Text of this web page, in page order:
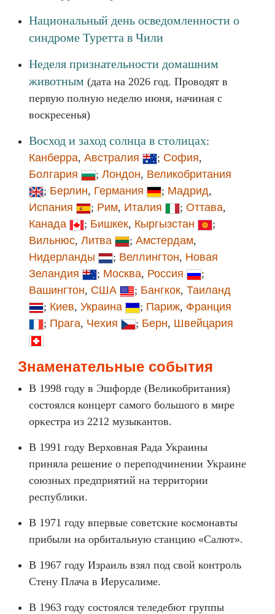
Национальный день осведомленности о
синдроме Туретта в Чили
Неделя признательности домашним
животным (дата на 2026 год. Проводят в
первую полную неделю июня, начиная с
воскресенья)
Восход и заход солнца в столицах:
Канберра, Австралия ; София,
Болгария
; Лондон, Великобритания
; Берлин, Германия ; Мадрид,
Испания
; Рим, Италия ; Оттава,
Канада
; Бишкек, Кыргызстан
;
Вильнюс, Литва ; Амстердам,
Нидерланды
; Веллингтон, Новая
Зеландия
; Москва, Россия
;
Вашингтон, США ; Бангкок, Таиланд
; Киев, Украина ; Париж, Франция
; Прага, Чехия ; Берн, Швейцария
Знаменательные события
В 1998 году в Эшфорде (Великобритания)
состоялся концерт самого большого в мире
оркестра из 2212 музыкантов.
В 1991 году Верховная Рада Украины
приняла решение о переподчинении Украине
союзных предприятий на территории
республики.
В 1971 году впервые советские космонавты
прибыли на орбитальную станцию «Салют».
В 1967 году Израиль взял под свой контроль
Стену Плача в Иерусалиме.
В 1963 году состоялся теледебют группы